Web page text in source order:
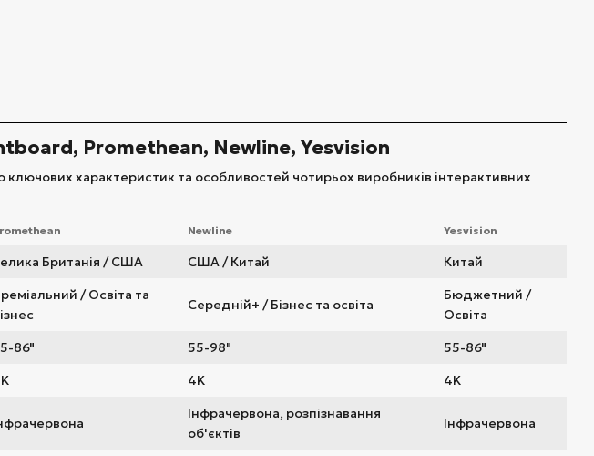
Promethean, Newline, Yesvision
характеристик та особливостей чотирьох виробників інтерактивних
Newline Yesvision
Британія / США США / Китай Китай
/ Освіта та
Середній+ / Бізнес та освіта
Бюджетний /
Освіта
86" 55-98"
55-86"
4K 4K
Інфрачервона, розпізнавання
об'єктів
Інфрачервона